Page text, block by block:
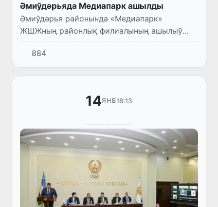
Әмиўдәрьяда Медиапарк ашылды
Әмиўдәрья районында «Медиапарк»
ЖШЖның районлық филиалының ашылыў
мәресими болып өтти.
884
14ЯНВ16:13